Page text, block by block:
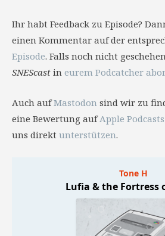
Ihr habt Feedback zu Episode?
einen Kommentar auf der
Episode. Falls noch nicht
SNEScast in eurem Podcatcher
Auch aufMastodon sind wir zu
eine Bewertung aufApple Podcasts
uns direkt unterstützen.